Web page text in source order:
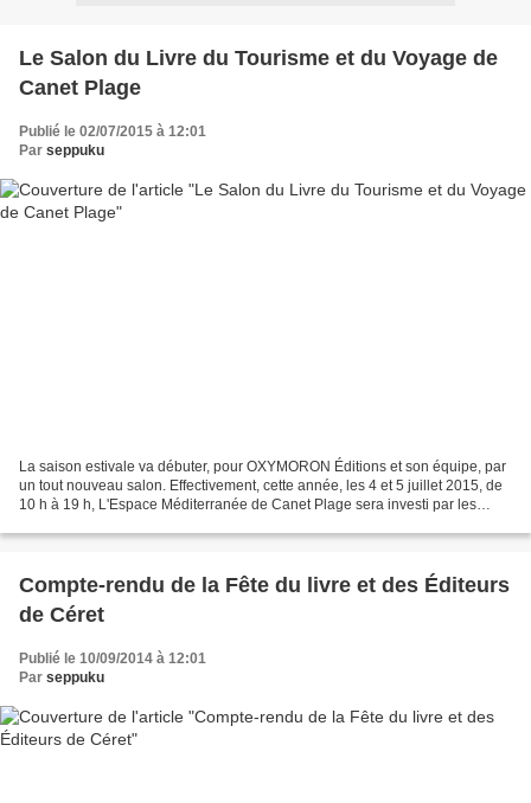
Le Salon du Livre du Tourisme et du Voyage de
Canet Plage
Publié le 02/07/2015 à 12:01
Par seppuku
La saison estivale va débuter, pour OXYMORON Éditions et son équipe, par
un tout nouveau salon. Effectivement, cette année, les 4 et 5 juillet 2015, de
10 h à 19 h, L'Espace Méditerranée de Canet Plage sera investi par les
Compte-rendu de la Fête du livre et des Éditeurs
de Céret
Publié le 10/09/2014 à 12:01
Par seppuku